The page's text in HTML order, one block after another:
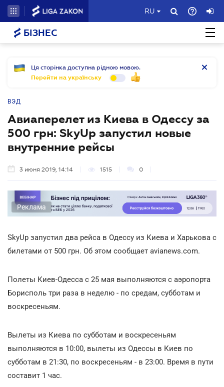
RU
БІЗНЕС
Ця сторінка доступна рідною мовою.
Перейти на українську
ВЭД
Авиаперелет из Киева в Одессу за
500 грн: SkyUp запустил новые
внутренние рейсы
3 июня 2019, 14:14 1515 0
Реклама
SkyUp запустил два рейса в Одессу из Киева и Харькова с
билетами от 500 грн. Об этом сообщает avianews.com.
Полеты Киев-Одесса с 25 мая выполняются с аэропорта
Борисполь три раза в неделю - по средам, субботам и
воскресеньям.
Вылеты из Киева по субботам и воскресеньям
выполняются в 10:00, вылеты из Одессы в Киев по
субботам в 21:30, по воскресеньям - в 23:00. Время в пути
составит 1 час.